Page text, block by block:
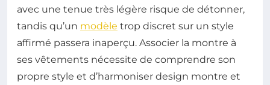
avec une tenue très légère risque de détonner,
tandis qu’un modèle trop discret sur un style
affirmé passera inaperçu. Associer la montre à
ses vêtements nécessite de comprendre son
propre style et d’harmoniser design montre et